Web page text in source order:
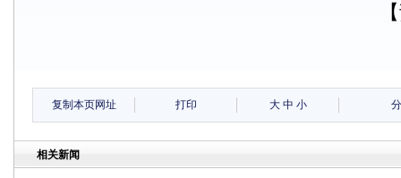
复制本页网址 打印 大 中 小
相关新闻